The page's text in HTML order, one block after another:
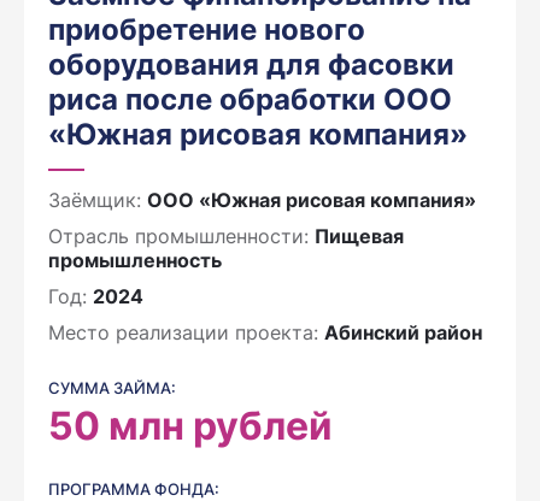
приобретение нового
оборудования для фасовки
риса после обработки ООО
«Южная рисовая компания»
Заёмщик: ООО «Южная рисовая компания»
Отрасль промышленности: Пищевая
промышленность
Год: 2024
Место реализации проекта: Абинский район
СУММА ЗАЙМА:
50 млн рублей
ПРОГРАММА ФОНДА: